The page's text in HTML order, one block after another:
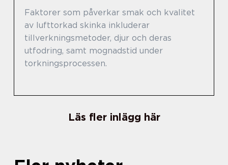
Faktorer som påverkar smak och kvalitet
av lufttorkad skinka inkluderar
tillverkningsmetoder, djur och deras
utfodring, samt mognadstid under
torkningsprocessen.
Läs fler inlägg här